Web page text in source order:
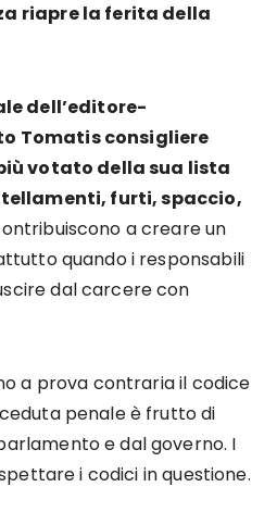
riapre la ferita della
dell’editore-
Tomatis consigliere
votato della sua lista
furti, spaccio,
a creare un
quando i responsabili
dal carcere con
a prova contraria il codice
penale è frutto di
e dal governo. I
i codici in questione.